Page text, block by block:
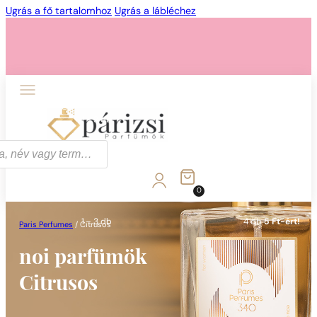
Ugrás a fő tartalomhoz Ugrás a lábléchez
1 - 3 db
1 - 3 db 4 db5 Ft-ért!
0
Paris Perfumes /Citrusos
noi parfümök
Citrusos